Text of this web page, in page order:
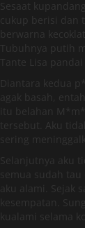
Sesaat
cukup berisi dan
berwarna
Tubuhnya putih
Tante Lisa
Diantara kedua
agak basah,
itu belahan
tersebut. Aku
sering
Selanjutnya aku
semua sudah
aku alami. Sejak
kesempatan.
kualami selama